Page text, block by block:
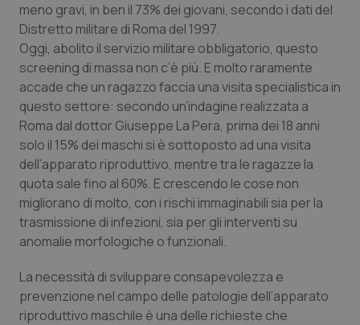
Professionisti Sanitari.AI
Abruzzo
Basilicata
Calabria
Campania
Emilia-Romagna
Friuli Venezia Giulia
Lazio
QS Pro Gold
Artrite & artrosi
Asma & BPCO
Car-T
Colesterolo & coronaropatie
Dermatite Atopica
Diabete & glucometri
QS Club Newsletter
meno gravi, in ben il 73% dei giovani, secondo i dati del
Distretto militare di Roma del 1997.
Oggi, abolito il servizio militare obbligatorio, questo
screening di massa non c’è più. E molto raramente
accade che un ragazzo faccia una visita specialistica in
questo settore: secondo un’indagine realizzata a
Roma dal dottor Giuseppe La Pera, prima dei 18 anni
solo il 15% dei maschi si è sottoposto ad una visita
dell’apparato riproduttivo, mentre tra le ragazze la
quota sale fino al 60%. E crescendo le cose non
migliorano di molto, con i rischi immaginabili sia per la
trasmissione di infezioni, sia per gli interventi su
anomalie morfologiche o funzionali.
La necessità di sviluppare consapevolezza e
prevenzione nel campo delle patologie dell’apparato
riproduttivo maschile è una delle richieste che